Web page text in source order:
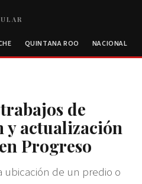
QUINTANA ROO NACIONAL
de
y actualización
Progreso
ubicación de un predio o